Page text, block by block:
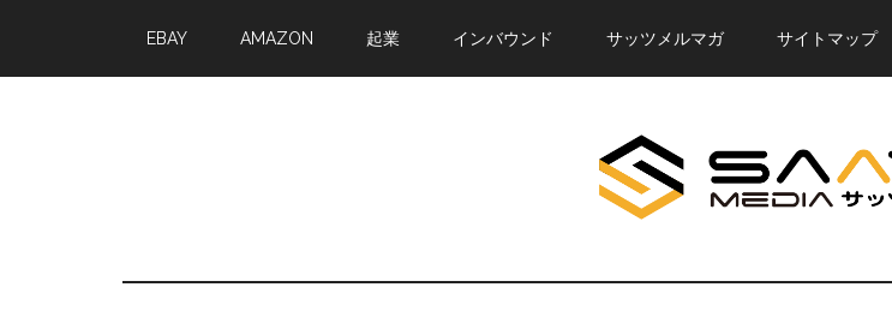
main
primary
EBAY AMAZON 起業 インバウンド サッツメルマガ サイトマップ